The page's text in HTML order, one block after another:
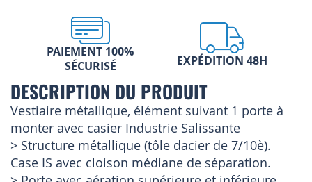
PAIEMENT 100%
SÉCURISÉ
EXPÉDITION 48H
DESCRIPTION DU PRODUIT
Vestiaire métallique, élément suivant 1 porte à
monter avec casier Industrie Salissante
> Structure métallique (tôle dacier de 7/10è).
Case IS avec cloison médiane de séparation.